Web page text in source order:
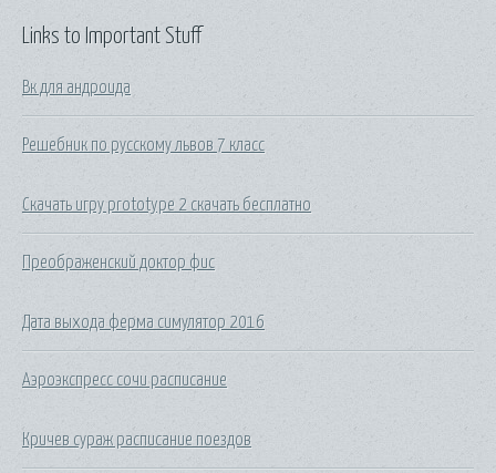
Links to Important Stuff
Вк для андроида
Решебник по русскому львов 7 класс
Скачать игру prototype 2 скачать бесплатно
Преображенский доктор фис
Дата выхода ферма симулятор 2016
Аэроэкспресс сочи расписание
Кричев сураж расписание поездов